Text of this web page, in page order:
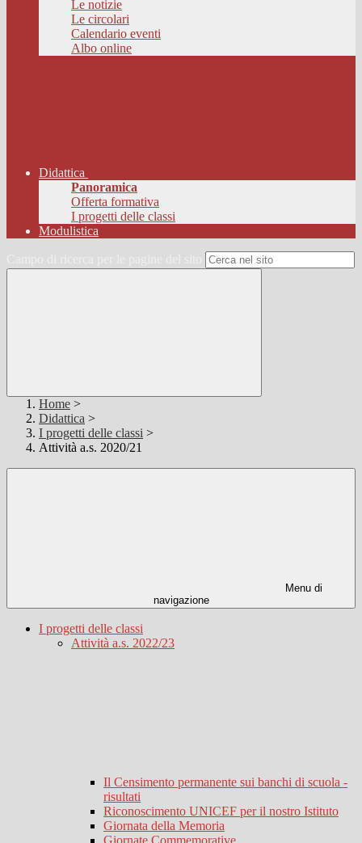
Le notizie
Le circolari
Calendario eventi
Albo online
Didattica
Panoramica
Offerta formativa
I progetti delle classi
Modulistica
Home >
Didattica >
I progetti delle classi >
Attività a.s. 2020/21
Menu di
navigazione
I progetti delle classi
Attività a.s. 2022/23
Il Censimento permanente sui banchi di scuola -
risultati
Riconoscimento UNICEF per il nostro Istituto
Giornata della Memoria